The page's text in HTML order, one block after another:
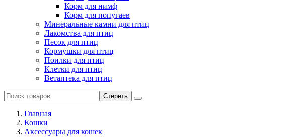
Корм для нимф
Корм для попугаев
Минеральные камни для птиц
Лакомства для птиц
Песок для птиц
Кормушки для птиц
Поилки для птиц
Клетки для птиц
Ветаптека для птиц
Стереть
Главная
Кошки
Аксессуары для кошек